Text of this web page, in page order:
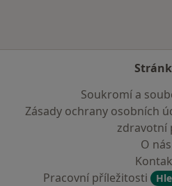
Soukromí a
Zásady ochrany osobních
zdravotní
O nás
Pracovní příležitosti